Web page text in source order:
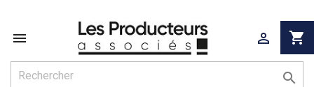
 shopping_cart

